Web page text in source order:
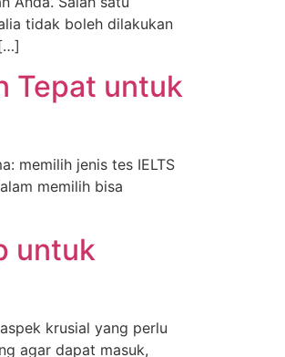
tidak boleh dilakukan
Tepat untuk
memilih jenis tes IELTS
memilih bisa
untuk
krusial yang perlu
agar dapat masuk,